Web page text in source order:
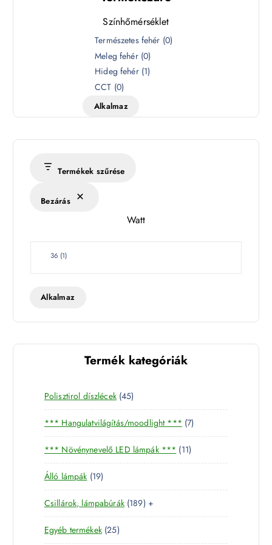
Színhőmérséklet
é
s
k
Természetes fehér (0)
Meleg fehér (0)
Hideg fehér (1)
CCT (0)
Alkalmaz
Termékek szűrése
Bezárás
Watt
W
t
36 (1)
Alkalmaz
Termék kategóriák
Polisztirol díszlécek 454
5
t
e
r
m
k
*** Hangulatvilágítás/moodlight *** 77
t
r
é
*** Növénynevelő LED lámpák *** 111
1
e
m
Álló lámpák 191
9
t
e
r
Csillárok, lámpabúrák 1891
8
+
Egyéb termékek 252